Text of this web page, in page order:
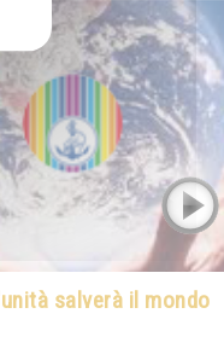
salverà il mondo